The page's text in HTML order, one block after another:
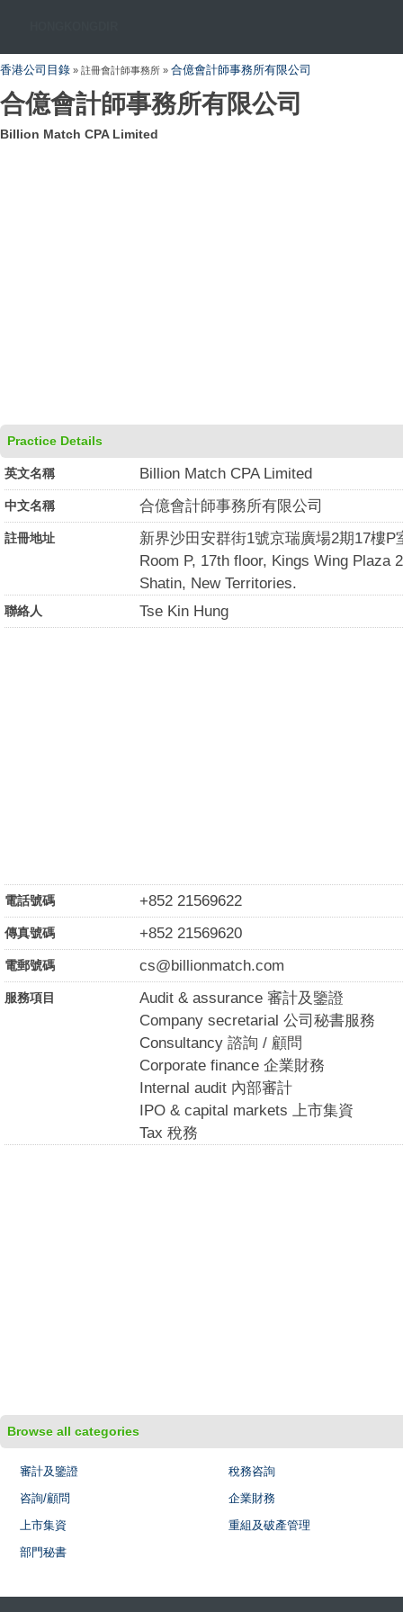
香港公司目錄 » 註冊會計師事務所 » 合億會計師事務所有限公司
合億會計師事務所有限公司
Billion Match CPA Limited
Practice Details
英文名稱 Billion Match CPA Limited
中文名稱 合億會計師事務所有限公司
註冊地址
新界沙田安群街1號京瑞廣場2期17樓P
Room P, 17th floor, Kings Wing Plaza
Shatin, New Territories.
聯絡人 Tse Kin Hung
電話號碼 +852 21569622
傳真號碼 +852 21569620
電郵號碼 cs@billionmatch.com
服務項目
Audit & assurance 審計及鑒證
Company secretarial 公司秘書服務
Consultancy 諮詢 / 顧問
Corporate finance 企業財務
Internal audit 內部審計
IPO & capital markets 上市集資
Tax 稅務
Browse all categories
審計及鑒證
稅務咨詢
咨詢/顧問
企業財務
上市集資
重組及破產管理
部門秘書